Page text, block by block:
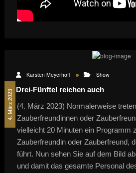
4. März 2023
Karsten Meyerhoff Show
Drei-Fünftel reichen auch
(4. März 2023) Normalerweise
Zauberfreundinnen oder
vielleicht 20 Minuten ein Programm
Zauberfreundin oder Zauberfreund,
führt. Nun sehen Sie auf dem Bild
und damit das gesamte Personal